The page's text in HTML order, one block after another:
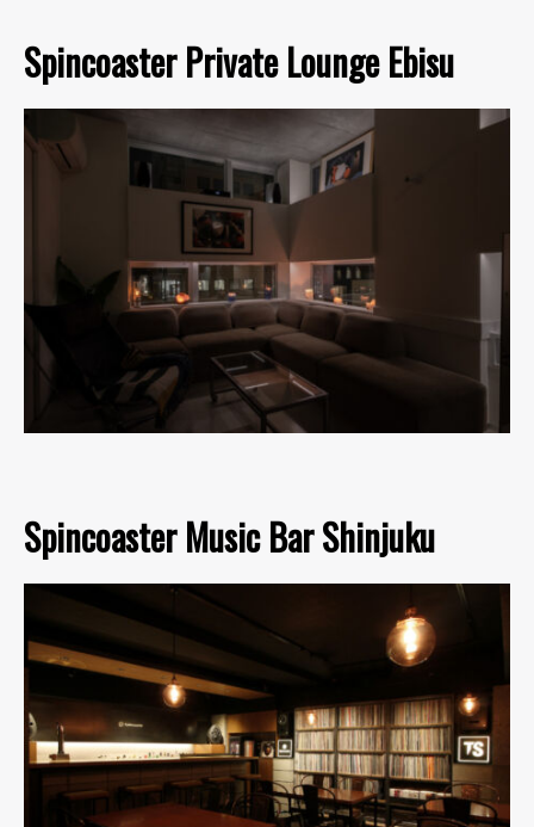
Spincoaster Private Lounge Ebisu
Spincoaster Music Bar Shinjuku